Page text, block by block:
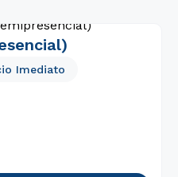
Imediato